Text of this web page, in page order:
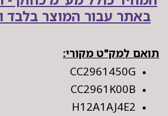
באתר עבור המוצר בלבד
תואם למק"ט מקורי:
CC2961450G
CC2961K00B
H12A1AJ4E2